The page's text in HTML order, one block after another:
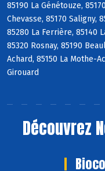
85190 La Génétouze,
Chevasse, 85170 Saligny,
85280 La Ferrière, 85140
85320 Rosnay, 85190
Achard, 85150 La Mothe-
Girouard
Découvrez